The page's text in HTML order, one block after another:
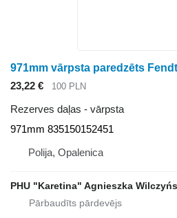
23,22 € 100 PLN
Rezerves daļas - vārpsta
971mm 835150152451
Polija, Opalenica
PHU "Karetina" Agnieszka